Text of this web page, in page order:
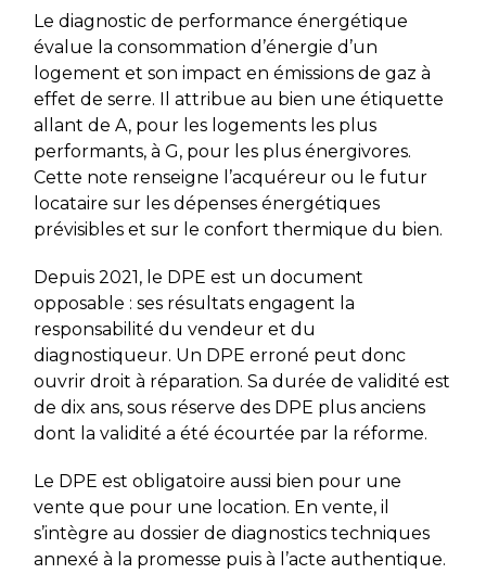
Le diagnostic de performance énergétique
évalue la consommation d’énergie d’un
logement et son impact en émissions de gaz à
effet de serre. Il attribue au bien une étiquette
allant de A, pour les logements les plus
performants, à G, pour les plus énergivores.
Cette note renseigne l’acquéreur ou le futur
locataire sur les dépenses énergétiques
prévisibles et sur le confort thermique du bien.
Depuis 2021, le DPE est un document
opposable : ses résultats engagent la
responsabilité du vendeur et du
diagnostiqueur. Un DPE erroné peut donc
ouvrir droit à réparation. Sa durée de validité est
de dix ans, sous réserve des DPE plus anciens
dont la validité a été écourtée par la réforme.
Le DPE est obligatoire aussi bien pour une
vente que pour une location. En vente, il
s’intègre au dossier de diagnostics techniques
annexé à la promesse puis à l’acte authentique.